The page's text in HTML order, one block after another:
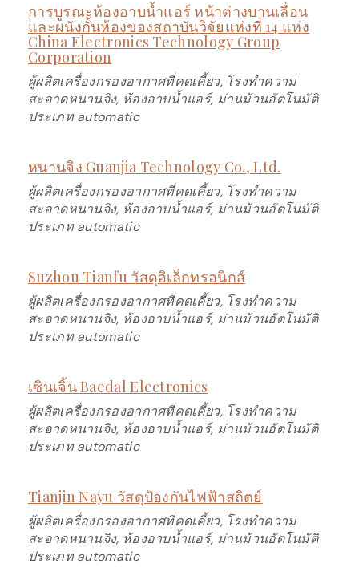
การบูรณะห้องอาบน้ำแอร์ หน้าต่างบานเลื่อน
และผนังกั้นห้องของสถาบันวิจัยแห่งที่ 14 แห่ง
China Electronics Technology Group
Corporation
ผู้ผลิตเครื่องกรองอากาศที่คดเคี้ยว, โรงทำความ
สะอาดหนานจิง, ห้องอาบน้ำแอร์, ม่านม้วนอัตโนมัติ
ประเภท automatic
หนานจิง Guanjia Technology Co., Ltd.
ผู้ผลิตเครื่องกรองอากาศที่คดเคี้ยว, โรงทำความ
สะอาดหนานจิง, ห้องอาบน้ำแอร์, ม่านม้วนอัตโนมัติ
ประเภท automatic
Suzhou Tianfu วัสดุอิเล็กทรอนิกส์
ผู้ผลิตเครื่องกรองอากาศที่คดเคี้ยว, โรงทำความ
สะอาดหนานจิง, ห้องอาบน้ำแอร์, ม่านม้วนอัตโนมัติ
ประเภท automatic
เซินเจิ้น Baedal Electronics
ผู้ผลิตเครื่องกรองอากาศที่คดเคี้ยว, โรงทำความ
สะอาดหนานจิง, ห้องอาบน้ำแอร์, ม่านม้วนอัตโนมัติ
ประเภท automatic
Tianjin Nayu วัสดุป้องกันไฟฟ้าสถิตย์
ผู้ผลิตเครื่องกรองอากาศที่คดเคี้ยว, โรงทำความ
สะอาดหนานจิง, ห้องอาบน้ำแอร์, ม่านม้วนอัตโนมัติ
ประเภท automatic